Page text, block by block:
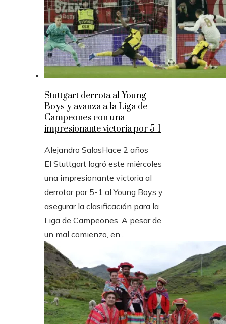
Stuttgart derrota al Young
Boys y avanza a la Liga de
Campeones con una
impresionante victoria por 5-1
Alejandro SalasHace 2 años
El Stuttgart logró este miércoles
una impresionante victoria al
derrotar por 5-1 al Young Boys y
asegurar la clasificación para la
Liga de Campeones. A pesar de
un mal comienzo, en...